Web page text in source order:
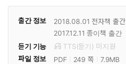
출간 정보 2018.08.01 전자책 출간
2017.12.11 종이책 출간
듣기 기능
TTS(듣기) 미 지원
파일 정보
PDF 249 쪽
7.9MB